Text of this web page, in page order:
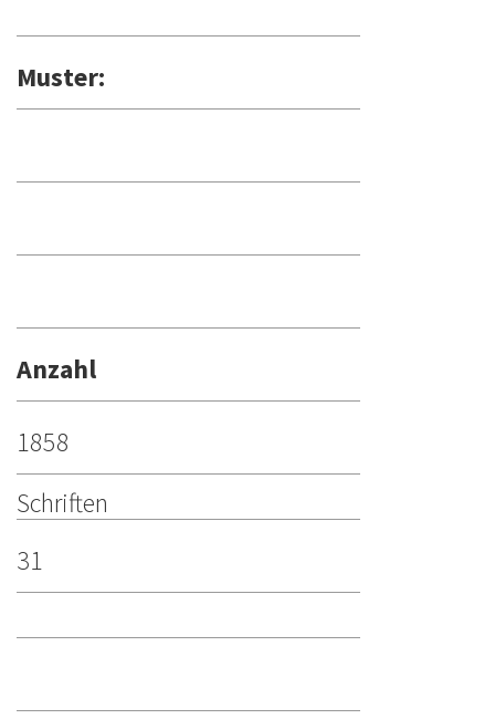
Muster:
Anzahl
1858
Schriften
31